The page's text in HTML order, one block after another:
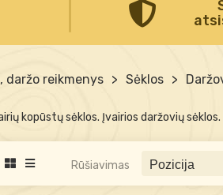
daržo reikmenys > Sėklos >
kopūstų sėklos. Įvairios daržovių
Rūšiavimas